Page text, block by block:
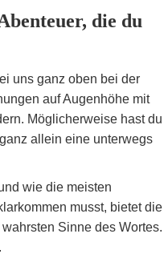
die du
uns ganz oben bei der
auf Augenhöhe mit
Möglicherweise hast du
allein eine unterwegs
wie die meisten
musst, bietet die
Sinne des Wortes.